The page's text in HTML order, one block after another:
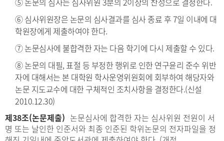
⑥ 심사위원장은 논문의 심사결과를 심사 종료 후 7일 이내에 대
학원장에게 제출하여야 한다.
⑦ 논문심사에 불합격한 자는 다음 학기에 다시 제출할 수 있다.
⑧ 논문의 대필, 표절 등 부정한 행위로 인한 연구윤리 준수 위반
자에 대해서는 본 대학원 학사운영위원회에 회부하여 해당자와
논문 지도교수에 대한 구체적인 조치사항을 결정한다.(신설
2010.12.30)
제38조(논문제출) 논문심사에 합격한 자는 심사위원 전원이 서
명 또는 날인한 인준서와 최종 인준된 학위논문의 전자파일을 정